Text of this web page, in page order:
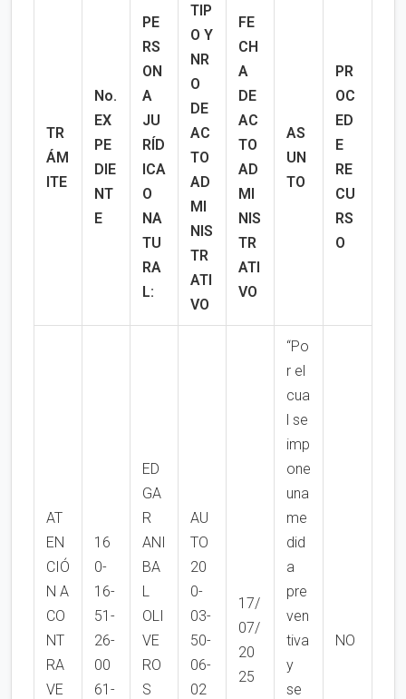
TR
ÁM
ITE
No.
EX
PE
DIE
NT
E
PE
RS
ON
A
JU
RÍD
ICA
O
NA
TU
RA
L:
TIP
O Y
NR
O
DE
AC
TO
AD
MI
NIS
TR
ATI
VO
FE
CH
A
DE
AC
TO
AD
MI
NIS
TR
ATI
VO
AS
UN
TO
PR
OC
ED
E
RE
CU
RS
O
AT
EN
CIÓ
N A
CO
NT
RA
VE
16
0-
16-
51-
26-
00
61-
ED
GA
R
ANI
BA
L
OLI
VE
RO
S
AU
TO
20
0-
03-
50-
06-
02
17/
07/
20
25
“Po
r el
cua
l se
imp
one
una
me
did
a
pre
ven
tiva
y
se
NO